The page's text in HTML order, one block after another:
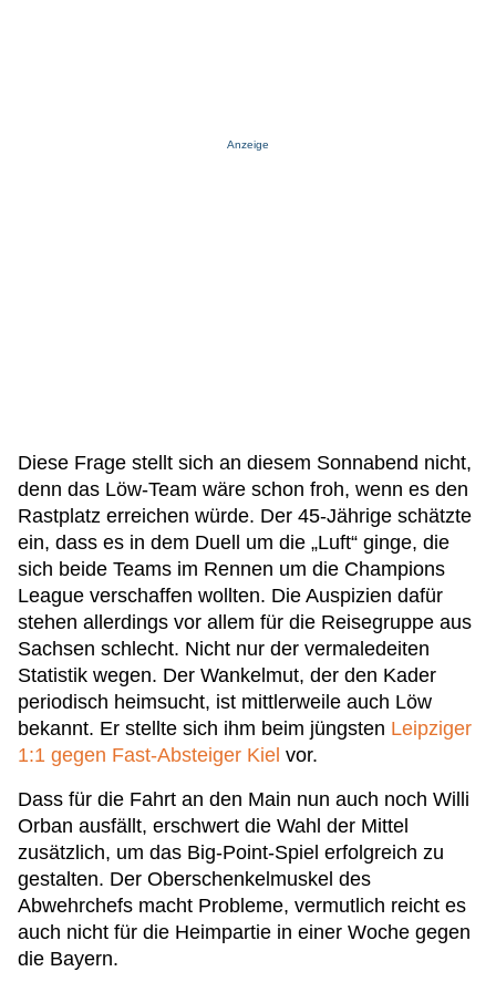
Anzeige
Diese Frage stellt sich an diesem Sonnabend nicht,
denn das Löw-Team wäre schon froh, wenn es den
Rastplatz erreichen würde. Der 45-Jährige schätzte
ein, dass es in dem Duell um die „Luft“ ginge, die
sich beide Teams im Rennen um die Champions
League verschaffen wollten. Die Auspizien dafür
stehen allerdings vor allem für die Reisegruppe aus
Sachsen schlecht. Nicht nur der vermaledeiten
Statistik wegen. Der Wankelmut, der den Kader
periodisch heimsucht, ist mittlerweile auch Löw
bekannt. Er stellte sich ihm beim jüngsten Leipziger
1:1 gegen Fast-Absteiger Kiel vor.
Dass für die Fahrt an den Main nun auch noch Willi
Orban ausfällt, erschwert die Wahl der Mittel
zusätzlich, um das Big-Point-Spiel erfolgreich zu
gestalten. Der Oberschenkelmuskel des
Abwehrchefs macht Probleme, vermutlich reicht es
auch nicht für die Heimpartie in einer Woche gegen
die Bayern.